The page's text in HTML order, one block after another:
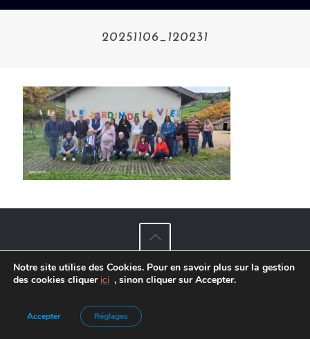
20251106_120231
Agence de Communication :Frelon Bleu|Mentions légales
Notre site utilise des Cookies. Pour en savoir plus sur la gestion
des cookies cliquer ici , sinon cliquer sur Accepter.
Accepter Réglages